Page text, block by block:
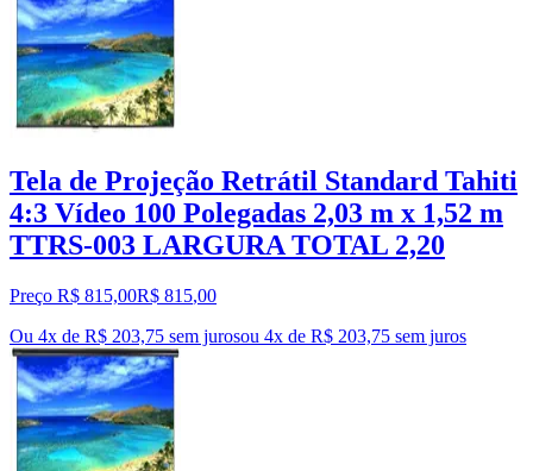
Tela de Projeção Retrátil Standard Tahiti
4:3 Vídeo 100 Polegadas 2,03 m x 1,52 m
TTRS-003 LARGURA TOTAL 2,20
Preço R$ 815,00R$ 815,00
Ou 4x de R$ 203,75 sem jurosou 4x de R$ 203,75 sem juros